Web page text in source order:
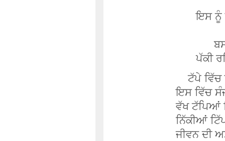
ਇਸ ਨੂੰ
ਪੱਕੀ
ਟੱਪੇ ਵਿੱਚ
ਇਸ ਵਿੱਚ
ਵੱਖ ਟੱਪਿਆਂ
ਨਿੱਕੀਆਂ
ਜੀਵਨ ਦੀ